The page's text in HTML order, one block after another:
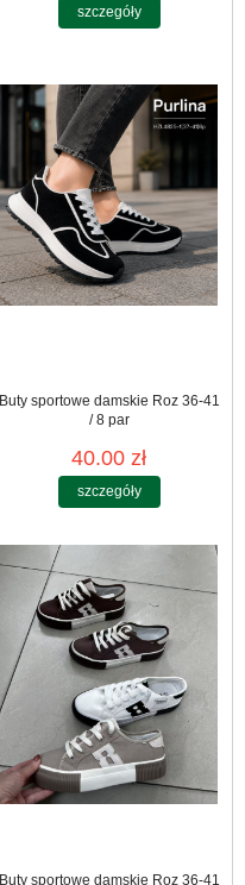
szczegóły
Buty sportowe damskie Roz 36-41
/ 8 par
40.00 zł
szczegóły
Buty sportowe damskie Roz 36-41